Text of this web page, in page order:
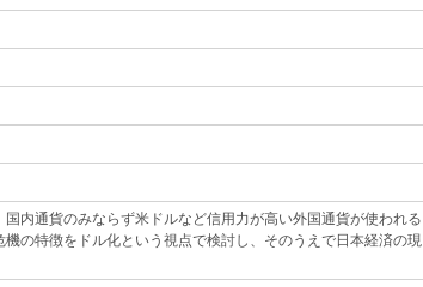
内通貨のみならず米ドルなど信用力が高い外国通貨が使われる
の特徴をドル化という視点で検討し、そのうえで日本経済の現